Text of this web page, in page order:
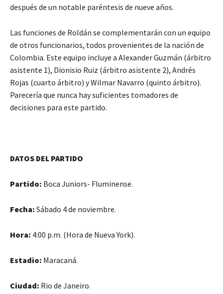
después de un notable paréntesis de nueve años.
Las funciones de Roldán se complementarán con un equipo
de otros funcionarios, todos provenientes de la nación de
Colombia. Este equipo incluye a Alexander Guzmán (árbitro
asistente 1), Dionisio Ruiz (árbitro asistente 2), Andrés
Rojas (cuarto árbitro) y Wilmar Navarro (quinto árbitro).
Parecería que nunca hay suficientes tomadores de
decisiones para este partido.
DATOS DEL PARTIDO
Partido: Boca Juniors- Fluminense.
Fecha: Sábado 4 de noviembre.
Hora: 4:00 p.m. (Hora de Nueva York).
Estadio: Maracaná.
Ciudad: Rio de Janeiro.